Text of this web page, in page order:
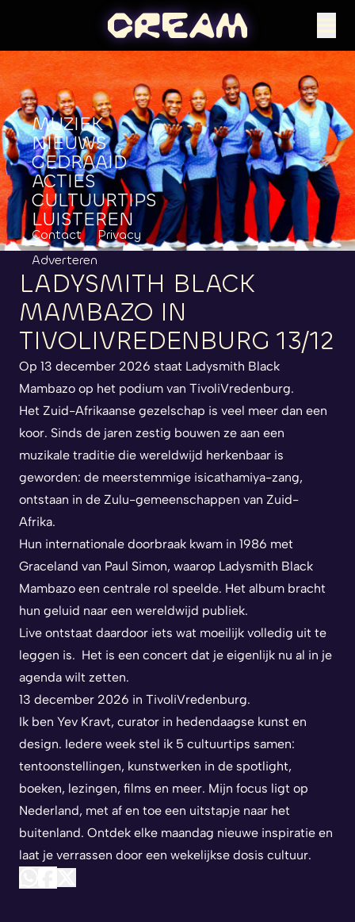
MUZIEK
NIEUWS
GEDRAAID
ACTIES
CULTUURTIPS
LUISTEREN
Contact
Privacy
Adverteren
LADYSMITH BLACK
MAMBAZO IN
TIVOLIVREDENBURG 13/12
Op 13 december 2026 staat Ladysmith Black
Mambazo op het podium van TivoliVredenburg.
Het Zuid-Afrikaanse gezelschap is veel meer dan een
koor. Sinds de jaren zestig bouwen ze aan een
muzikale traditie die wereldwijd herkenbaar is
geworden: de meerstemmige isicathamiya-zang,
ontstaan in de Zulu-gemeenschappen van Zuid-
Afrika.
Hun internationale doorbraak kwam in 1986 met
Graceland van Paul Simon, waarop Ladysmith Black
Mambazo een centrale rol speelde. Het album bracht
hun geluid naar een wereldwijd publiek.
Live ontstaat daardoor iets wat moeilijk volledig uit te
leggen is. Het is een concert dat je eigenlijk nu al in je
agenda wilt zetten.
13 december 2026 in TivoliVredenburg.
Ik ben Yev Kravt, curator in hedendaagse kunst en
design. Iedere week stel ik 5 cultuurtips samen:
tentoonstellingen, kunstwerken in de spotlight,
boeken, lezingen, films en meer. Mijn focus ligt op
Nederland, met af en toe een uitstapje naar het
buitenland. Ontdek elke maandag nieuwe inspiratie en
laat je verrassen door een wekelijkse dosis cultuur.